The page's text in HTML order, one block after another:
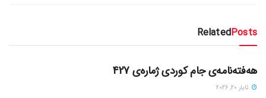
RelatedPosts
دسته‌بندی نشده
هەفتەنامەی جام کوردی ژمارەی 427
ئایار 20, 2026